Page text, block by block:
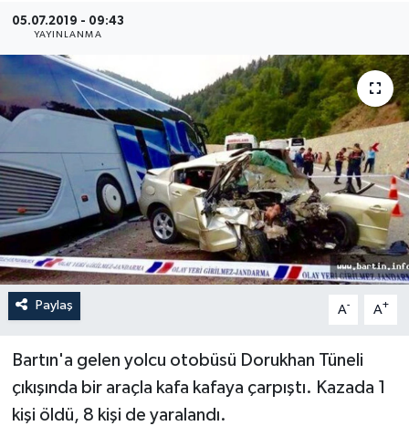
05.07.2019 - 09:43
YAYINLANMA
Paylaş A- A+
Bartın'a gelen yolcu otobüsü Dorukhan Tüneli
çıkışında bir araçla kafa kafaya çarpıştı. Kazada 1
kişi öldü, 8 kişi de yaralandı.
Medya
Sağlık
Sinema
Sivil Toplum
Siyaset
Spor
Tarım
Turizm
Yaşam